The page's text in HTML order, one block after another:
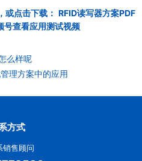
或点击下载： RFID读写器方案PDF
号查看应用测试视频
么样呢
理方案中的应用
方式
销售顾问